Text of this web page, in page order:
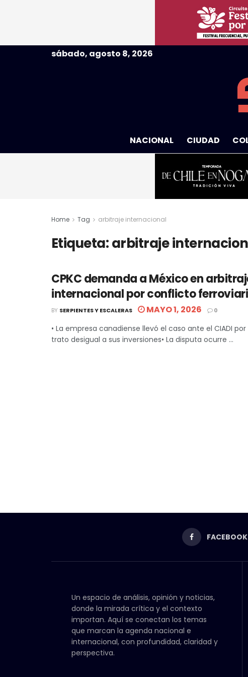
sábado, agosto 8, 2026
NACIONAL CIUDAD
Home Tag arbitraje internacional
Etiqueta:arbitraje
CPKC demanda a México en
internacional por conflicto
BY SERPIENTES Y ESCALERAS MAYO 1, 2026 0
• La empresa canadiense llevó el caso ante el CIADI
trato desigual a sus inversiones• La disputa ocurre ...
FACEBOOK
Un espacio de análisis, opinión y noticias,
donde la mirada crítica y el contexto
importan. Aquí se conectan los temas
que marcan la agenda nacional e
internacional, con profundidad, claridad y
perspectiva.